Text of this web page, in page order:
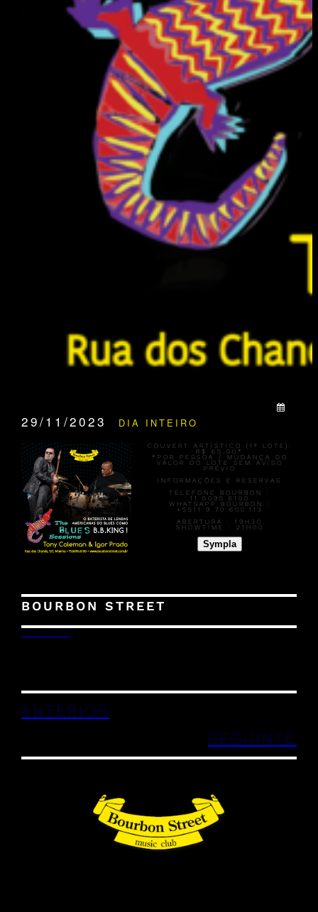
29/11/2023 DIA INTEIRO
COUVERT ARTÍSTICO (1º LOTE):
R$ 65,00 *
*POR PESSOA / MUDANÇA DO
VALOR DO LOTE SEM AVISO
PRÉVIO
INFORMAÇÕES E RESERVAS
TELEFONE BOURBON :
11.5095.6100
WHATSAPP BOURBON :
+5511.9.70.600.113
ABERTURA :
19H30
SHOWTIME :
21H00
Sympla
BOURBON STREET
14/11/2023
ANTERIOR
SEGUINTE